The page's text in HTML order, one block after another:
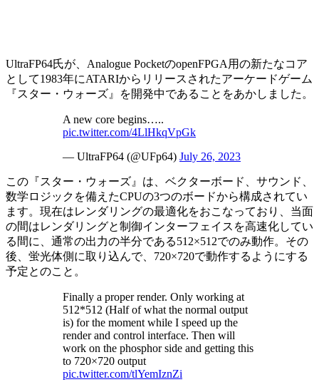
UltraFP64氏が、Analogue PocketのopenFPGA用の新たなコア
として1983年にATARIからリリースされたアーケードゲーム
『スター・ウォーズ』を開発中であることをあかしました。
A new core begins…..
pic.twitter.com/4LlHkqVpGk
— UltraFP64 (@UFp64) July 26, 2023
この『スター・ウォーズ』は、ベクターボード、サウンド、
数学ロジックを備えたCPUの3つのボードから構成されてい
ます。現在はレンダリングの最適化をおこなっており、当面
の間はレンダリングと制御インターフェイスを高速化してい
る間に、通常の出力の半分である512×512でのみ動作。その
後、蛍光体側に取り込んで、720×720で動作するようにする
予定とのこと。
Finally a proper render. Only working at
512*512 (Half of what the normal output
is) for the moment while I speed up the
render and control interface. Then will
work on the phosphor side and getting this
to 720×720 output
pic.twitter.com/tlYemIznZi